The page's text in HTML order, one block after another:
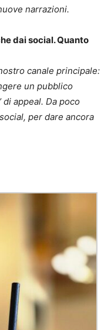
narrazioni.
dai social. Quanto
canale principale:
un pubblico
di appeal. Da poco
per dare ancora